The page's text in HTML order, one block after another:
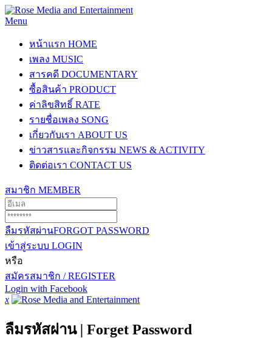
Menu
หน้าแรก HOME
เพลง MUSIC
สารคดี DOCUMENTARY
ซื้อสินค้า PRODUCT
ค่าลิขสิทธิ์ RATE
รายชื่อเพลง SONG
เกี่ยวกับเรา ABOUT US
ข่าวสารและกิจกรรม NEWS & ACTIVITY
ติดต่อเรา CONTACT US
สมาชิก MEMBER
ลืมรหัสผ่านFORGOT PASSWORD
เข้าสู่ระบบ LOGIN
หรือ
สมัครสมาชิก / REGISTER
Login with Facebook
x
ลืมรหัสผ่าน | Forget Password